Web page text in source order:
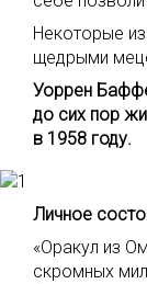
Некоторые
щедрыми
Уоррен
до сих пор
в 1958 году.
Личное
«Оракул из
скромных